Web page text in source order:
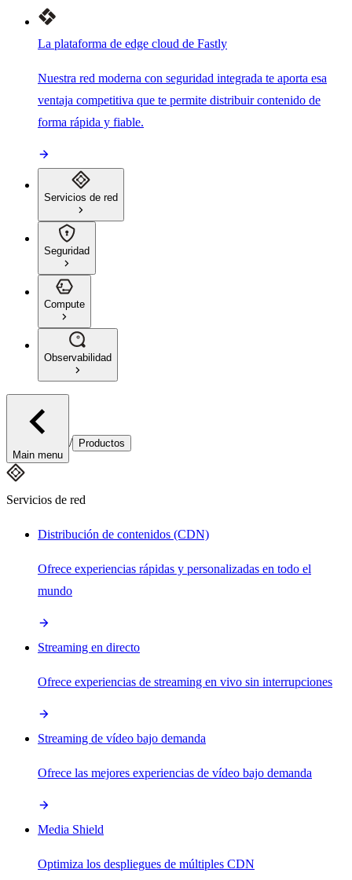
La plataforma de edge cloud de Fastly
Nuestra red moderna con seguridad integrada te aporta esa
ventaja competitiva que te permite distribuir contenido de
forma rápida y fiable.
Servicios de red
Seguridad
Compute
Observabilidad
Main menu
/ Productos
Servicios de red
Distribución de contenidos (CDN)
Ofrece experiencias rápidas y personalizadas en todo el
mundo
Streaming en directo
Ofrece experiencias de streaming en vivo sin interrupciones
Streaming de vídeo bajo demanda
Ofrece las mejores experiencias de vídeo bajo demanda
Media Shield
Optimiza los despliegues de múltiples CDN